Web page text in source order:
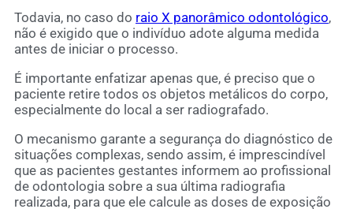
Todavia, no caso do raio X panorâmico odontológico,
não é exigido que o indivíduo adote alguma medida
antes de iniciar o processo.
É importante enfatizar apenas que, é preciso que o
paciente retire todos os objetos metálicos do corpo,
especialmente do local a ser radiografado.
O mecanismo garante a segurança do diagnóstico de
situações complexas, sendo assim, é imprescindível
que as pacientes gestantes informem ao profissional
de odontologia sobre a sua última radiografia
realizada, para que ele calcule as doses de exposição